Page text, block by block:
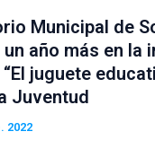
Municipal de
año más en la
juguete
Juventud
2022